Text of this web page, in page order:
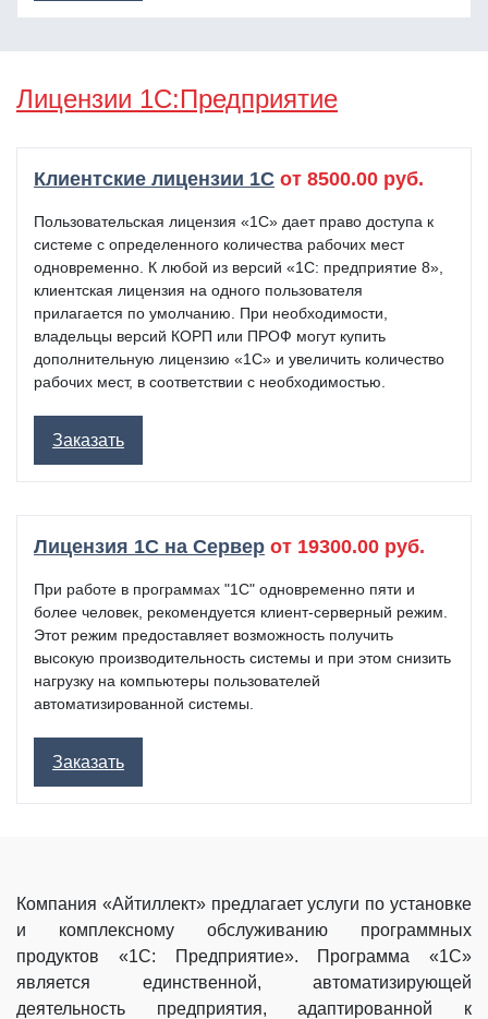
Лицензии 1С:Предприятие
Клиентские лицензии 1С от 8500.00 руб.
Пользовательская лицензия «1С» дает право доступа к
системе с определенного количества рабочих мест
одновременно. К любой из версий «1С: предприятие 8»,
клиентская лицензия на одного пользователя
прилагается по умолчанию. При необходимости,
владельцы версий КОРП или ПРОФ могут купить
дополнительную лицензию «1С» и увеличить количество
рабочих мест, в соответствии с необходимостью.
Заказать
Лицензия 1С на Сервер от 19300.00 руб.
При работе в программах "1С" одновременно пяти и
более человек, рекомендуется клиент-серверный режим.
Этот режим предоставляет возможность получить
высокую производительность системы и при этом снизить
нагрузку на компьютеры пользователей
автоматизированной системы.
Заказать
Компания «Айтиллект» предлагает услуги по установке
и комплексному обслуживанию программных
продуктов «1С: Предприятие». Программа «1С»
является единственной, автоматизирующей
деятельность предприятия, адаптированной к